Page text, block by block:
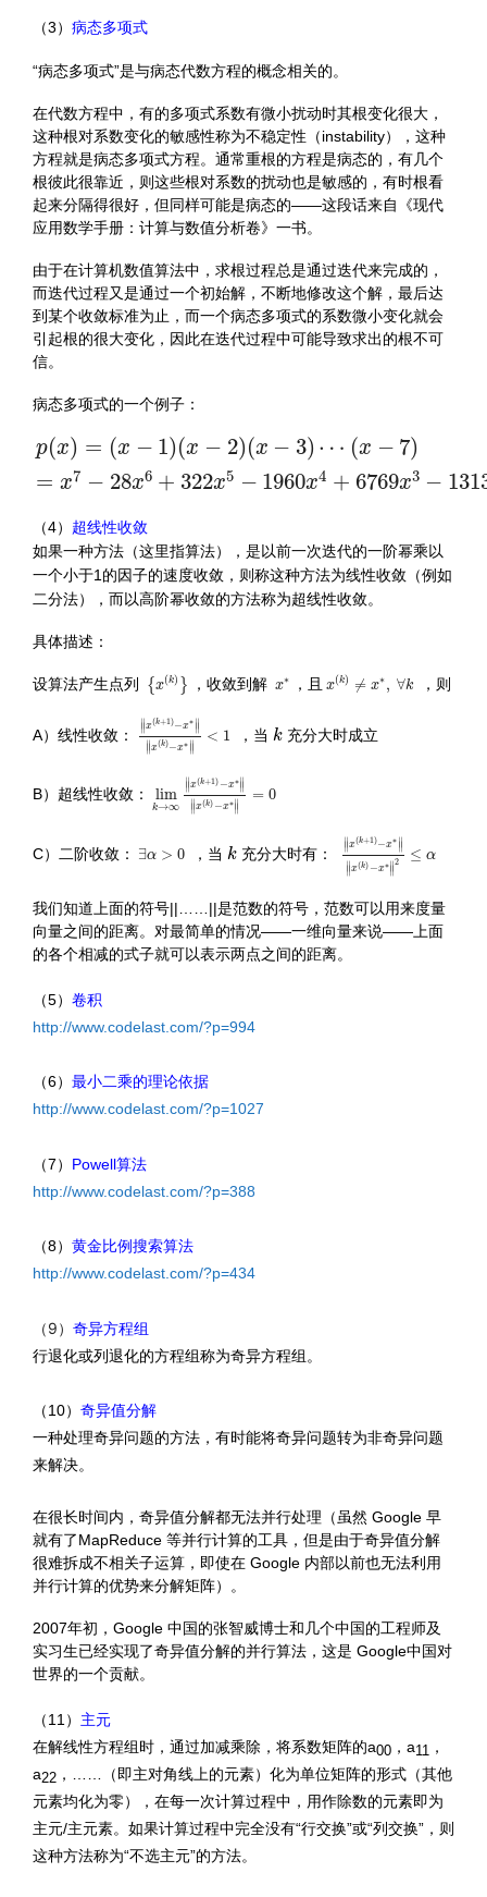
（3） 病态多项式
“病态多项式”是与病态代数方程的概念相关的。
在代数方程中，有的多项式系数有微小扰动时其根变化很大，
这种根对系数变化的敏感性称为不稳定性（instability），这种
方程就是病态多项式方程。通常重根的方程是病态的，有几个
根彼此很靠近，则这些根对系数的扰动也是敏感的，有时根看
起来分隔得很好，但同样可能是病态的——这段话来自《现代
应用数学手册：计算与数值分析卷》一书。
由于在计算机数值算法中，求根过程总是通过迭代来完成的，
而迭代过程又是通过一个初始解，不断地修改这个解，最后达
到某个收敛标准为止，而一个病态多项式的系数微小变化就会
引起根的很大变化，因此在迭代过程中可能导致求出的根不可
信。
病态多项式的一个例子：
p(x) = (x − 1)(x − 2)(x − 3) ⋯ (x − 7)
= x7 − 28x6 + 322x5 − 1960x4 + 6769x3 −
( ) x− x−2 −3 x− = 28
（4） 超线性收敛
如果一种方法（这里指算法），是以前一次迭代的一阶幂乘以
一个小于1的因子的速度收敛，则称这种方法为线性收敛（例如
二分法），而以高阶幂收敛的方法称为超线性收敛。
具体描述：
设算法产生点列 { x(k) }
{x k)}
，收敛到解 x∗
∗ ，且 x(k) ≠ x∗, ∀k
(k) x ∗, ∀k
，则
A）线性收敛：
∥∥x(k+1)−x∗ ∥∥
∥∥x(k)−x∗ ∥∥
< 1
‖x (k+1 −x
，当 k
k 充分大时成立
B）超线性收敛： lim
k→∞
∥
∥x(k+1) −x∗∥∥
∥
∥x(k) −x∗∥∥
= 0
→ ∞‖x +1
C）二阶收敛： ∃α > 0
∃α >0 ，当 k
k 充分大时有：
∥∥x(k+1)−x∗ ∥∥
∥
∥x(k) −x∗∥
∥
2 ≤ α
‖x (k+1 −x
我们知道上面的符号||……||是范数的符号，范数可以用来度量
向量之间的距离。对最简单的情况——一维向量来说——上面
的各个相减的式子就可以表示两点之间的距离。
（5） 卷积
http://www.codelast.com/?p=994
（6） 最小二乘的理论依据
http://www.codelast.com/?p=1027
（7） Powell算法
http://www.codelast.com/?p=388
（8） 黄金比例搜索算法
http://www.codelast.com/?p=434
（9） 奇异方程组
行退化或列退化的方程组称为奇异方程组。
（10） 奇异值分解
一种处理奇异问题的方法，有时能将奇异问题转为非奇异问题
来解决。
在很长时间内，奇异值分解都无法并行处理（虽然 Google 早
就有了MapReduce 等并行计算的工具，但是由于奇异值分解
很难拆成不相关子运算，即使在 Google 内部以前也无法利用
并行计算的优势来分解矩阵）
。
2007年初，Google 中国的张智威博士和几个中国的工程师及
实习生已经实现了奇异值分解的并行算法，这是 Google中国对
世界的一个贡献。
（11） 主元
在解线性方程组时，通过加减乘除，将系数矩阵的a00 ，a11 ，
a22 ，……（即主对角线上的元素）化为单位矩阵的形式（其他
元素均化为零），在每一次计算过程中，用作除数的元素即为
主元/主元素。如果计算过程中完全没有“行交换”或“列交换”，则
这种方法称为“不选主元”的方法。